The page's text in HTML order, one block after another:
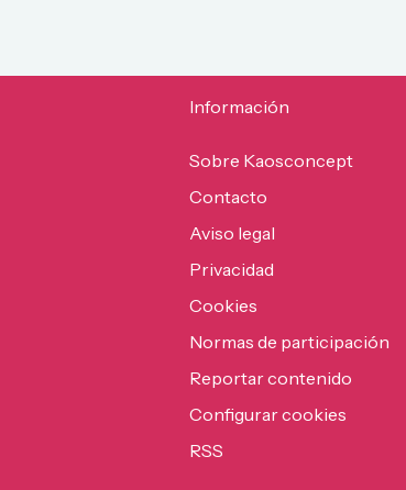
Información
Sobre Kaosconcept
Contacto
Aviso legal
Privacidad
Cookies
Normas de participación
Reportar contenido
Configurar cookies
RSS